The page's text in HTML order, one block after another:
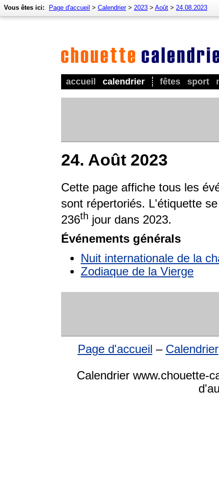
accueil calendrier fêtes sport
Vous êtes ici: Page d'accueil > Calendrier> 2023 > Août > 24.08.2023
24. Août 2023
Cette page affiche tous les
sont répertoriés. L'étiquette
236th jour dans 2023.
Événements générals
Nuit internationale de la
Zodiaque de la Vierge
Page d'accueil – Calendrier
Calendrier www.chouette-